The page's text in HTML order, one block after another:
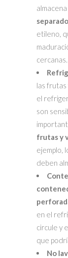
almacena
separado
etileno,
cercanas.
las
el
son
frutas y
ejemplo,
deben
en el
circule y
que
No